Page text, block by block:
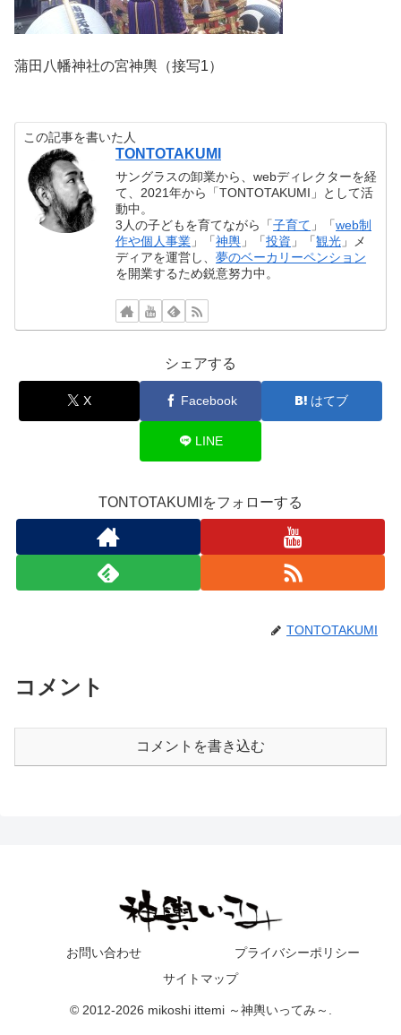
蒲田八幡神社の宮神輿（接写1）
この記事を書いた人
TONTOTAKUMI
サングラスの卸業から、webディレクターを経
て、2021年から「TONTOTAKUMI」として活
動中。
3人の子どもを育てながら「子育て 」「web制
作や個人事業 」「神輿 」「投資 」「観光 」メ
ディアを運営し、夢のベーカリーペンション
を開業するため鋭意努力中。
シェアする
X Facebook はてブ
LINE
TONTOTAKUMIをフォローする
TONTOTAKUMI
コメント
コメントを書き込む
お問い合わせ
プライバシーポリシー
サイトマップ
© 2012-2026 mikoshi ittemi ～神輿いってみ～.